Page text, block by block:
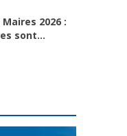
2026 :
sont...